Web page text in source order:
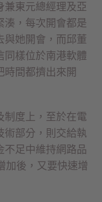
兼東元總經理及亞
湊，每次開會都是
與她開會，而邱董
同樣位於南港軟體
時間都擠出來開
制度上，至於在電
術部分，則交給執
不足中維持網路品
加後，又要快速增